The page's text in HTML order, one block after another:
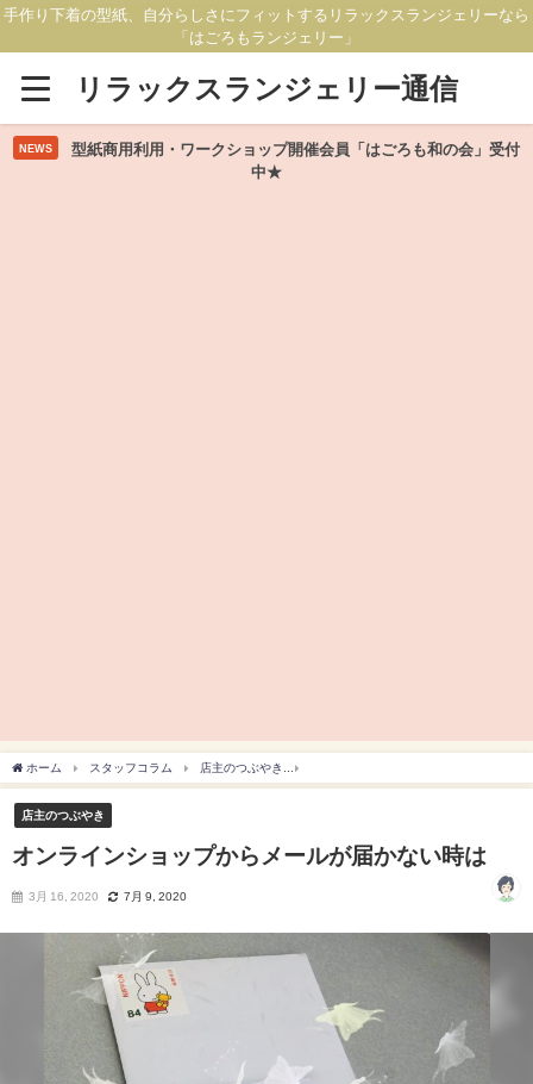
手作り下着の型紙、自分らしさにフィットするリラックスランジェリーなら
「はごろもランジェリー」
リラックスランジェリー通信
NEWS
型紙商用利用・ワークショップ開催会員「はごろも和の会」受付
中★
ホーム スタッフコラム 店主のつぶやき
店主のつぶやき
オンラインショップからメールが届かない時は
3月 16, 2020 7月 9, 2020